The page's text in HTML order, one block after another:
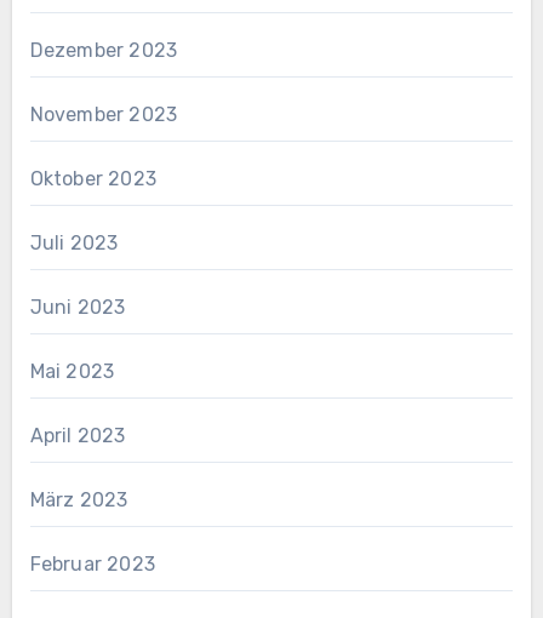
Dezember 2023
November 2023
Oktober 2023
Juli 2023
Juni 2023
Mai 2023
April 2023
März 2023
Februar 2023